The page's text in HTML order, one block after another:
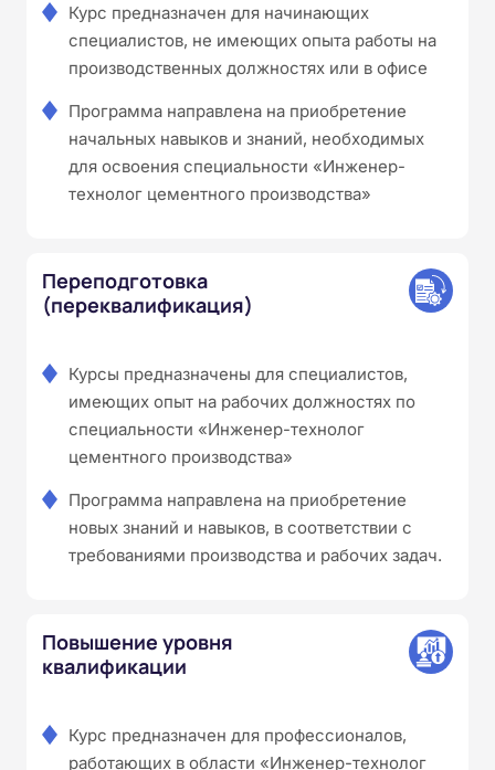
Курс предназначен для начинающих
специалистов, не имеющих опыта работы на
производственных должностях или в офисе
Программа направлена на приобретение
начальных навыков и знаний, необходимых
для освоения специальности «Инженер-
технолог цементного производства»
Переподготовка
(переквалификация)
Курсы предназначены для специалистов,
имеющих опыт на рабочих должностях по
специальности «Инженер-технолог
цементного производства»
Программа направлена на приобретение
новых знаний и навыков, в соответствии с
требованиями производства и рабочих задач.
Повышение уровня
квалификации
Курс предназначен для профессионалов,
работающих в области «Инженер-технолог